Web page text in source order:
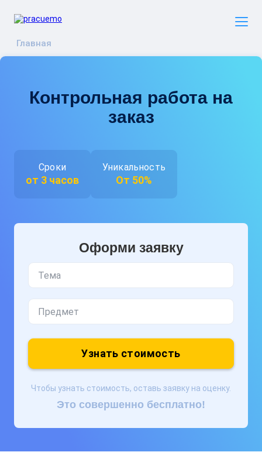
Главная
Контрольная работа на
заказ
Сроки
от 3 часов
Уникальность
От 50%
Оформи заявку
Узнать стоимость
Чтобы узнать стоимость, оставь заявку на оценку.
Это совершенно бесплатно!